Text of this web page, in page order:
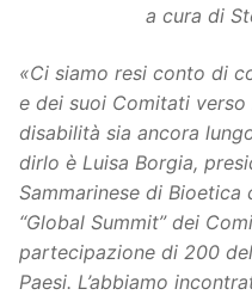
a cura di
«Ci siamo resi conto di
e dei suoi Comitati
disabilità sia ancora
dirlo è Luisa Borgia,
Sammarinese di
“Global Summit” dei
partecipazione di 200
Paesi. L’abbiamo